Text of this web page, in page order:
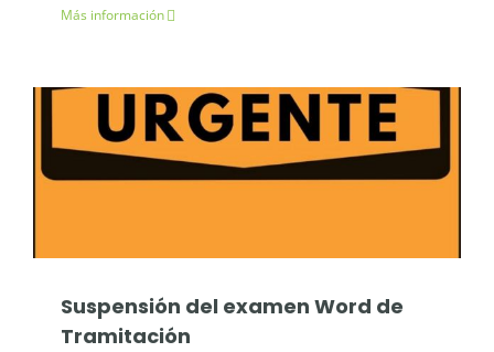
Más información
Suspensión del examen Word de
Tramitación